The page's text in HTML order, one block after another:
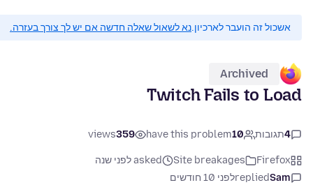
אשכול זה הועבר לארכיון.נא לשאול שאלה חדשה אם יש לך צורך בעזרה.
Archived
Twitch Fails to Load
4תגובות 10
have this problem
359
views
Firefox
Site breakages
asked לפני שנה
Sam
repliedלפני 10 חודשים